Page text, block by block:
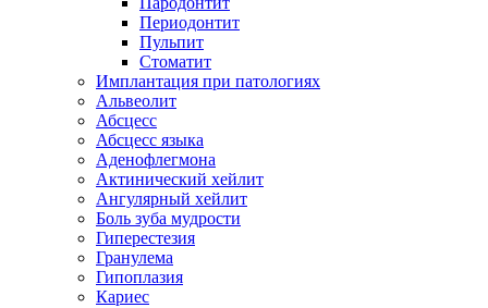
Периодонтит
Пульпит
Стоматит
Имплантация при патологиях
Альвеолит
Абсцесс
Абсцесс языка
Аденофлегмона
Актинический хейлит
Ангулярный хейлит
Боль зуба мудрости
Гиперестезия
Гранулема
Гипоплазия
Кариес